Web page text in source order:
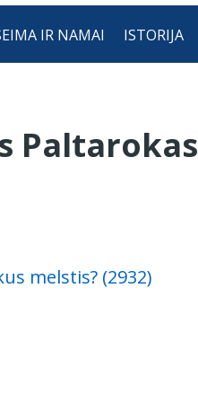
IR NAMAI ISTORIJA
Paltarokas
melstis? (2932)